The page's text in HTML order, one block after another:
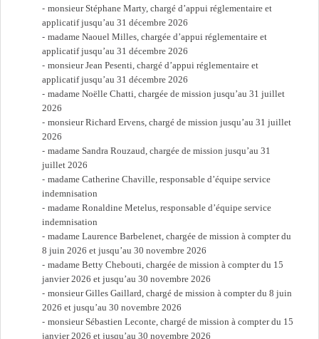
monsieur Stéphane Marty, chargé d’appui réglementaire et
applicatif jusqu’au 31 décembre 2026
madame Naouel Milles, chargée d’appui réglementaire et
applicatif jusqu’au 31 décembre 2026
monsieur Jean Pesenti, chargé d’appui réglementaire et
applicatif jusqu’au 31 décembre 2026
madame Noëlle Chatti, chargée de mission jusqu’au 31 juillet
2026
monsieur Richard Ervens, chargé de mission jusqu’au 31 juillet
2026
madame Sandra Rouzaud, chargée de mission jusqu’au 31
juillet 2026
madame Catherine Chaville, responsable d’équipe service
indemnisation
madame Ronaldine Metelus, responsable d’équipe service
indemnisation
madame Laurence Barbelenet, chargée de mission à compter du
8 juin 2026 et jusqu’au 30 novembre 2026
madame Betty Chebouti, chargée de mission à compter du 15
janvier 2026 et jusqu’au 30 novembre 2026
monsieur Gilles Gaillard, chargé de mission à compter du 8 juin
2026 et jusqu’au 30 novembre 2026
monsieur Sébastien Leconte, chargé de mission à compter du 15
janvier 2026 et jusqu’au 30 novembre 2026